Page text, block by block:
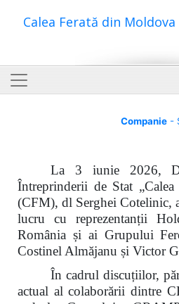
Calea Ferată din Moldova
Companie-
La 3 iunie 2026,
Întreprinderii de Stat
(CFM), dl Serghei Cotelinic,
lucru cu reprezentanții
România și ai Grupului
Costinel Almăjanu și Victor
În cadrul discuțiilor,
actual al colaborării dintre